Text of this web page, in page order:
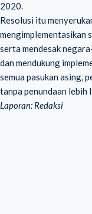
2020.
Resolusi itu
mengimplementasikan
serta mendesak
dan mendukung
semua pasukan asing,
tanpa penundaan lebih
Laporan: Redaksi